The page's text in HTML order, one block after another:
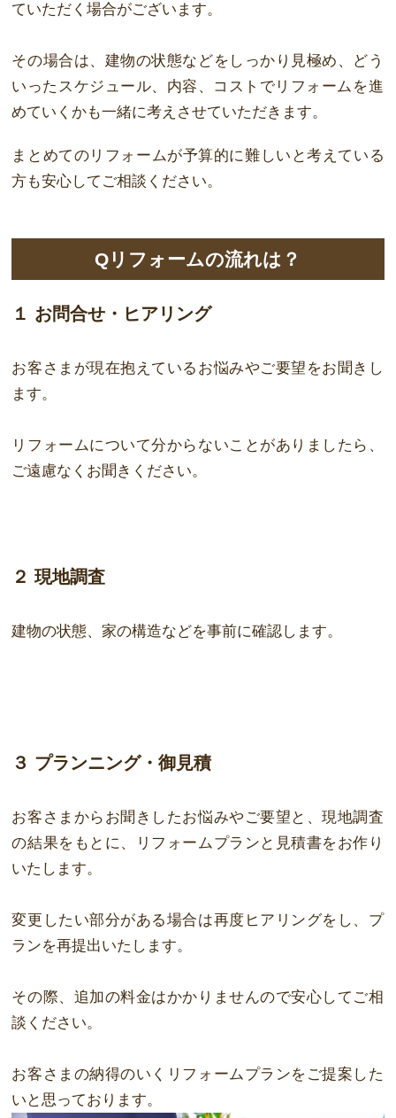
ていただく場合がございます。
その場合は、建物の状態などをしっかり見極め、どう
いったスケジュール、内容、コ ストで リフォームを進
めていくかも一緒に考えさせていただきます。
まとめてのリフォームが予算的に難しいと考えている
方も安心してご相談ください。
Qリフォームの流れは？
１ お問合せ・ヒアリング
お客さまが現在抱えているお悩みやご要望をお聞きし
ます。
リフォームについて分からないことがありましたら、
ご遠慮なくお聞きください。
２ 現地調査
建物の状態、家の構造などを事前に確認します。
３ プランニング・御見積
お客さまからお聞きしたお悩みやご要望と、現地調査
の結果をもとに、リフォームプランと見積書をお作り
いたします。
変更したい部分がある場合は再度ヒアリングをし、プ
ランを再提出いたします。
その際、追加の料金はかかりませんので安心してご相
談ください。
お客さまの納得のいくリフォームプランをご提案した
いと思っております。